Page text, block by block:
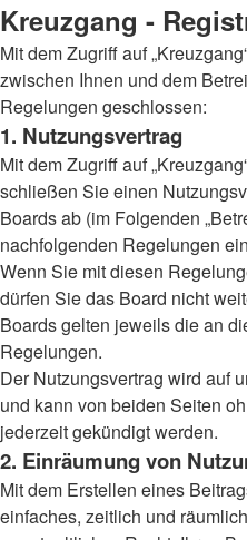
Kreuzgang -
Mit dem Zugriff auf
zwischen Ihnen und dem
Regelungen geschlossen:
1. Nutzungsvertrag
Mit dem Zugriff auf
schließen Sie einen
Boards ab (im Folgenden
nachfolgenden Regelungen
Wenn Sie mit diesen
dürfen Sie das Board nicht
Boards gelten jeweils die an
Regelungen.
Der Nutzungsvertrag wird auf
und kann von beiden Seiten
jederzeit gekündigt werden.
2. Einräumung von
Mit dem Erstellen eines
einfaches, zeitlich und